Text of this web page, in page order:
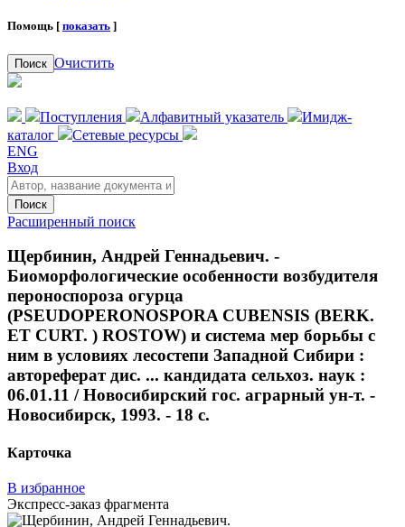
Помощь [ показать ]
Поиск Очистить
Поступления Алфавитный указатель
Имидж-
каталог
Сетевые ресурсы
ENG
Вход
Поиск
Расширенный поиск
Щербинин, Андрей Геннадьевич. -
Биоморфологические особенности возбудителя
пероноспороза огурца
(PSEUDOPERONOSPORA CUBENSIS (BERK.
ET CURT. ) ROSTOW) и система мер борьбы с
ним в условиях лесостепи Западной Сибири :
автореферат дис. ... кандидата сельхоз. наук :
06.01.11 / Новосибирский гос. аграрный ун-т. -
Новосибирск, 1993. - 18 с.
Карточка
В избранное
Экспресс-заказ фрагмента